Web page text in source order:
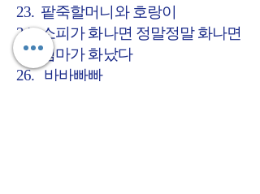
23. 팥죽할머니와 호랑이
24. 소피가 화나면 정말정말 화나면
25. 엄마가 화났다
26. 바바빠빠